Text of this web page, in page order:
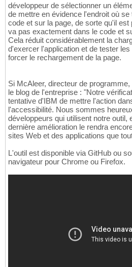
développeur de sélectionner un
de mettre en évidence l'endroit où
code et sur la page, de sorte qu'il
va pas exactement dans le code et
Cela réduit considérablement la
d'exercer l'application et de tester
forcer le rechargement de la page.
Si McAleer, directeur de
le blog de l'entreprise : "Notre
tentative d'IBM de mettre l'action
l'accessibilité. Nous sommes
développeurs qui utilisent notre outil,
dernière amélioration le rendra
sites Web et des applications que
L'outil est disponible via GitHub ou
navigateur pour Chrome ou Firefox.